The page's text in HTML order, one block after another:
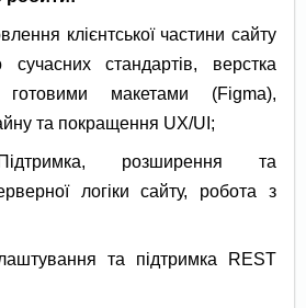
клієнтської частини сайту
сучасних стандартів, верстка
макетами (Figma),
та покращення UX/UI;
розширення та
логіки сайту, робота з
та підтримка REST